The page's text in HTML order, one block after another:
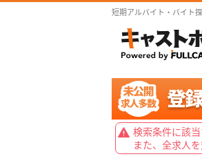
短期アルバイト・バイト
検索条件に該
また、全求人